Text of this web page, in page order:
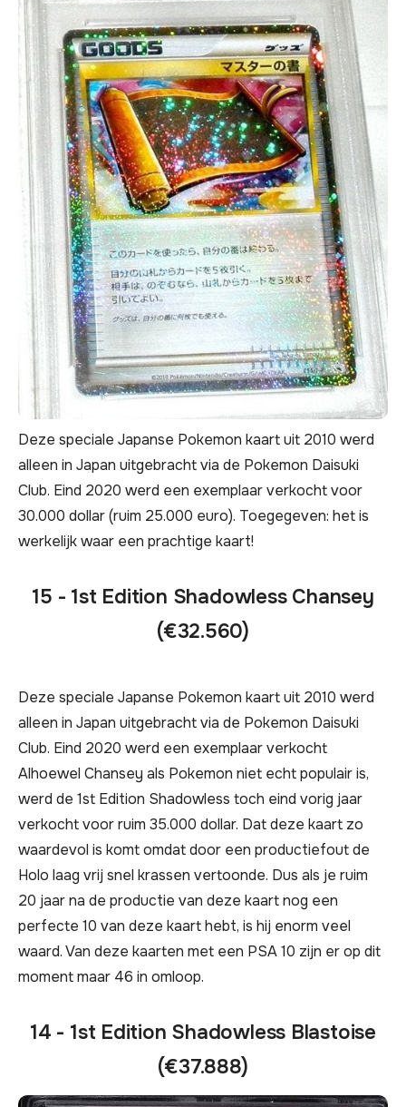
Deze speciale Japanse Pokemon kaart uit 2010 werd
alleen in Japan uitgebracht via de Pokemon Daisuki
Club. Eind 2020 werd een exemplaar verkocht voor
30.000 dollar (ruim 25.000 euro). Toegegeven: het is
werkelijk waar een prachtige kaart!
15 - 1st Edition Shadowless Chansey
(€32.560)
Deze speciale Japanse Pokemon kaart uit 2010 werd
alleen in Japan uitgebracht via de Pokemon Daisuki
Club. Eind 2020 werd een exemplaar verkocht
Alhoewel Chansey als Pokemon niet echt populair is,
werd de 1st Edition Shadowless toch eind vorig jaar
verkocht voor ruim 35.000 dollar. Dat deze kaart zo
waardevol is komt omdat door een productiefout de
Holo laag vrij snel krassen vertoonde. Dus als je ruim
20 jaar na de productie van deze kaart nog een
perfecte 10 van deze kaart hebt, is hij enorm veel
waard. Van deze kaarten met een PSA 10 zijn er op dit
moment maar 46 in omloop.
14 - 1st Edition Shadowless Blastoise
(€37.888)